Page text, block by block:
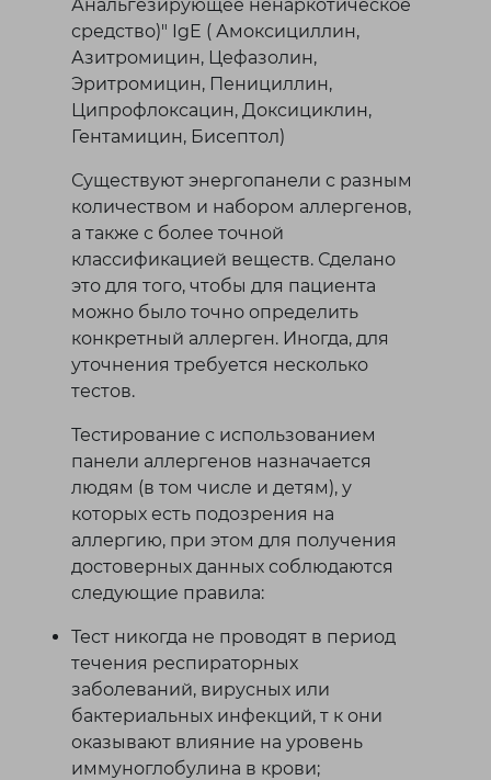
Анальгезирующее ненаркотическое
средство)" IgE ( Амоксициллин,
Азитромицин, Цефазолин,
Эритромицин, Пенициллин,
Ципрофлоксацин, Доксициклин,
Гентамицин, Бисептол)
Существуют энергопанели с разным
количеством и набором аллергенов,
а также с более точной
классификацией веществ. Сделано
это для того, чтобы для пациента
можно было точно определить
конкретный аллерген. Иногда, для
уточнения требуется несколько
тестов.
Тестирование с использованием
панели аллергенов назначается
людям (в том числе и детям), у
которых есть подозрения на
аллергию, при этом для получения
достоверных данных соблюдаются
следующие правила:
Тест никогда не проводят в период
течения респираторных
заболеваний, вирусных или
бактериальных инфекций, т к они
оказывают влияние на уровень
иммуноглобулина в крови;